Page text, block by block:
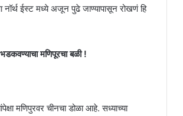
ईस्ट मध्ये अजून पुढे जाण्यापासून रोखणं हि
भडकवण्याचा मणिपूरचा बळी !
मणिपुरवर चीनचा डोळा आहे. सध्याच्या